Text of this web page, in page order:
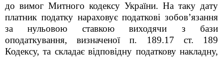
до вимог Митного кодексу України. На таку дату
платник податку нараховує податкові зобовʼязання
за нульовою ставкою виходячи з бази
оподаткування, визначеної п. 189.17 ст. 189
Кодексу, та складає відповідну податкову накладну,